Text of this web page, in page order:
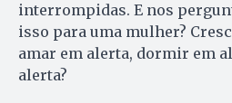
interrompidas. E nos
isso para uma mulher?
amar em alerta, dormir em
alerta?